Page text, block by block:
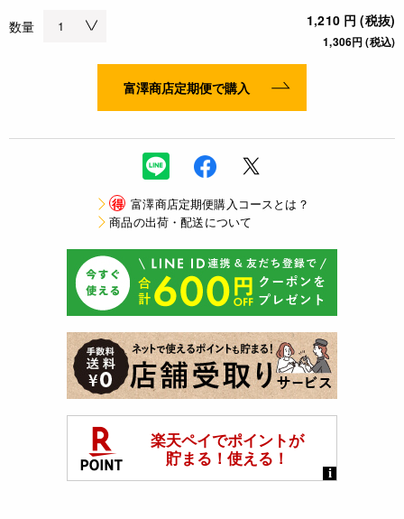
数量 1,210 円 (税抜)
1,306円 (税込)
富澤商店定期便で購入
得 富澤商店定期便購入コースとは？
商品の出荷・配送について